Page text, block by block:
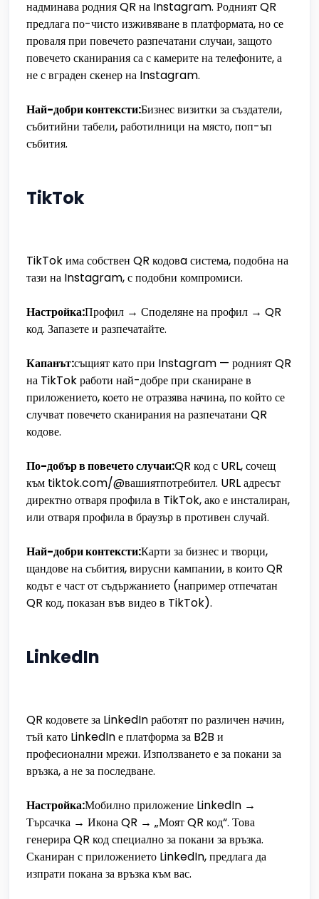
надминава родния QR на Instagram. Родният QR
предлага по-чисто изживяване в платформата, но се
проваля при повечето разпечатани случаи, защото
повечето сканирания са с камерите на телефоните, а
не с вграден скенер на Instagram.
Най-добри контексти:Бизнес визитки за създатели,
събитийни табели, работилници на място, поп-ъп
събития.
TikTok
TikTok има собствен QR кодовa система, подобна на
тази на Instagram, с подобни компромиси.
Настройка:Профил → Споделяне на профил → QR
код. Запазете и разпечатайте.
Капанът:същият като при Instagram — родният QR
на TikTok работи най-добре при сканиране в
приложението, което не отразява начина, по който се
случват повечето сканирания на разпечатани QR
кодове.
По-добър в повечето случаи:QR код с URL, сочещ
към tiktok.com/@вашиятпотребител. URL адресът
директно отваря профила в TikTok, ако е инсталиран,
или отваря профила в браузър в противен случай.
Най-добри контексти:Карти за бизнес и творци,
щандове на събития, вирусни кампании, в които QR
кодът е част от съдържанието (например отпечатан
QR код, показан във видео в TikTok).
LinkedIn
QR кодовете за LinkedIn работят по различен начин,
тъй като LinkedIn е платформа за B2B и
професионални мрежи. Използването е за покани за
връзка, а не за последване.
Настройка:Мобилно приложение LinkedIn →
Търсачка → Икона QR → „Моят QR код“. Това
генерира QR код специално за покани за връзка.
Сканиран с приложението LinkedIn, предлага да
изпрати покана за връзка към вас.